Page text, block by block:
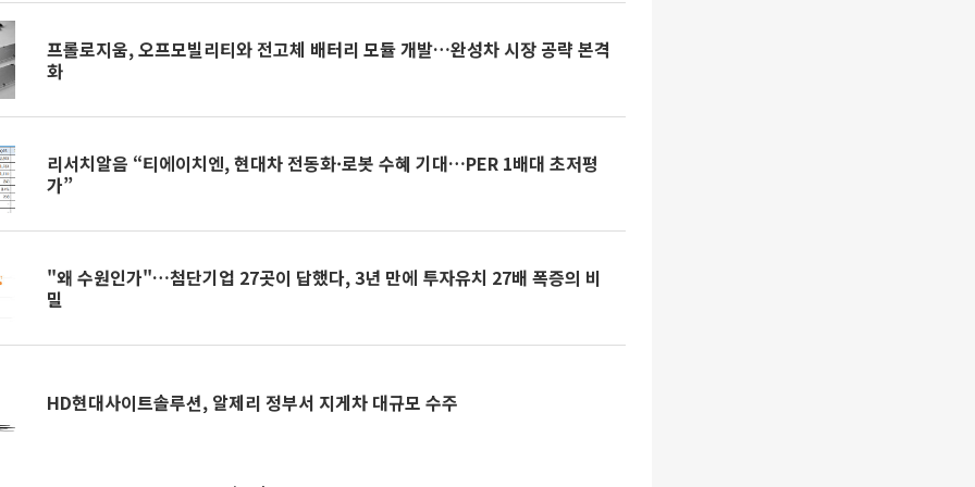
프롤로지움, 오프모빌리티와 전고체 배터리 모듈 개발…완성차 시장 공략 본격
화
리서치알음 “티에이치엔, 현대차 전동화·로봇 수혜 기대…PER 1배대 초저평
가”
"왜 수원인가"…첨단기업 27곳이 답했다, 3년 만에 투자유치 27배 폭증의 비
밀
HD현대사이트솔루션, 알제리 정부서 지게차 대규모 수주